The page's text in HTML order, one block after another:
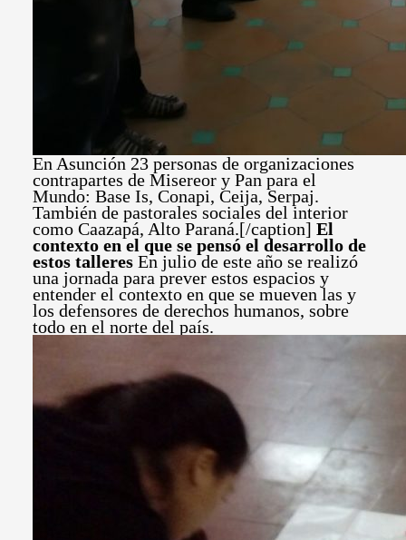
En Asunción 23 personas de organizaciones
contrapartes de Misereor y Pan para el
Mundo: Base Is, Conapi, Ceija, Serpaj.
También de pastorales sociales del interior
como Caazapá, Alto Paraná.[/caption] El
contexto en el que se pensó el desarrollo de
estos talleres En julio de este año se realizó
una jornada para prever estos espacios y
entender el contexto en que se mueven las y
los defensores de derechos humanos, sobre
todo en el norte del país.